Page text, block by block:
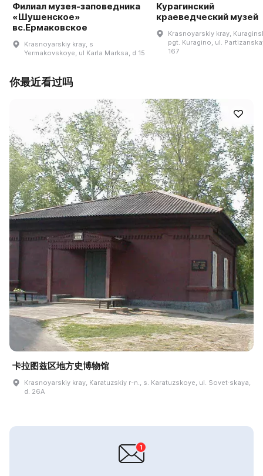
Филиал музея-заповедника
«Шушенское»
вс.Ермаковское
Krasnoyarskiy kray, s
Yermakovskoye, ul Karla Marksa, d 15
Курагинский
краеведческий музей
Krasnoyarskiy kray,
pgt. Kuragino, ul.
167
你最近看过吗
卡拉图兹区地方史博物馆
Krasnoyarskiy kray, Karatuzskiy r-n., s. Karatuzskoye, ul. Sovet·skaya,
d. 26A